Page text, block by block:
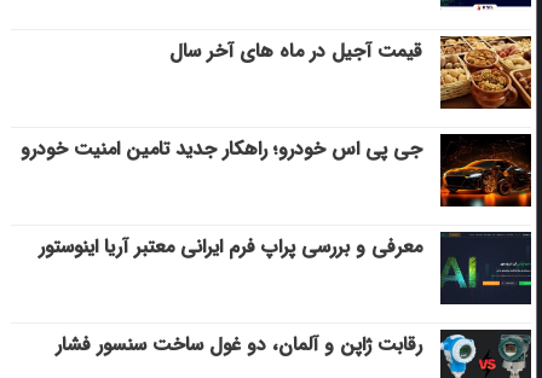
قیمت آجیل در ماه های آخر سال
جی پی اس خودرو؛ راهکار جدید تامین امنیت خودرو
معرفی و بررسی پراپ فرم ایرانی معتبر آریا اینوستور
رقابت ژاپن و آلمان، دو غول ساخت سنسور فشار